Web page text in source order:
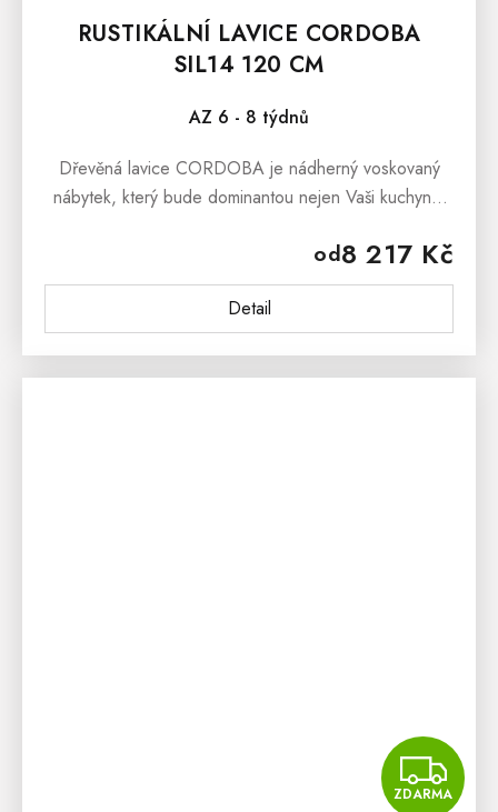
RUSTIKÁLNÍ LAVICE CORDOBA
SIL14 120 CM
AZ 6 - 8 týdnů
od8 217 Kč
Detail
Dřevěná lavice CORDOBA je nádherný voskovaný
nábytek, který bude dominantou nejen Vaši kuchyně,
v prostorách terasy či pergoly....
ZDARMA